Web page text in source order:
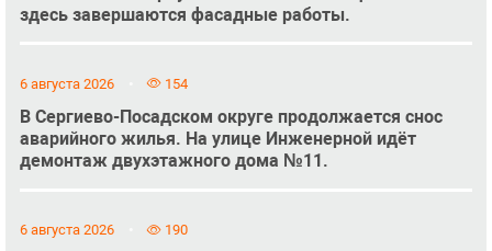
здесь завершаются фасадные работы.
6 августа 2026 154
В Сергиево-Посадском округе продолжается снос
аварийного жилья. На улице Инженерной идёт
демонтаж двухэтажного дома №11.
6 августа 2026 190